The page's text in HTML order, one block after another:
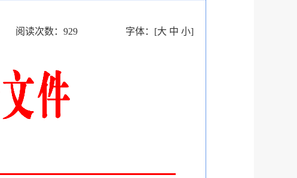
阅读次数： 929 字体： [大 中 小]